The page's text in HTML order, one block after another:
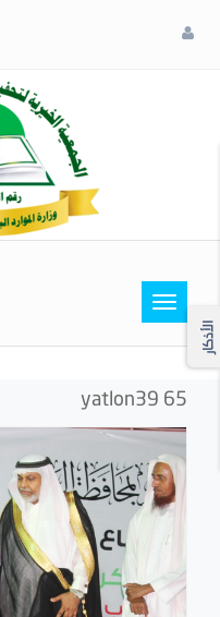
Toggle
navigation
الأذكار
yatlon39 65